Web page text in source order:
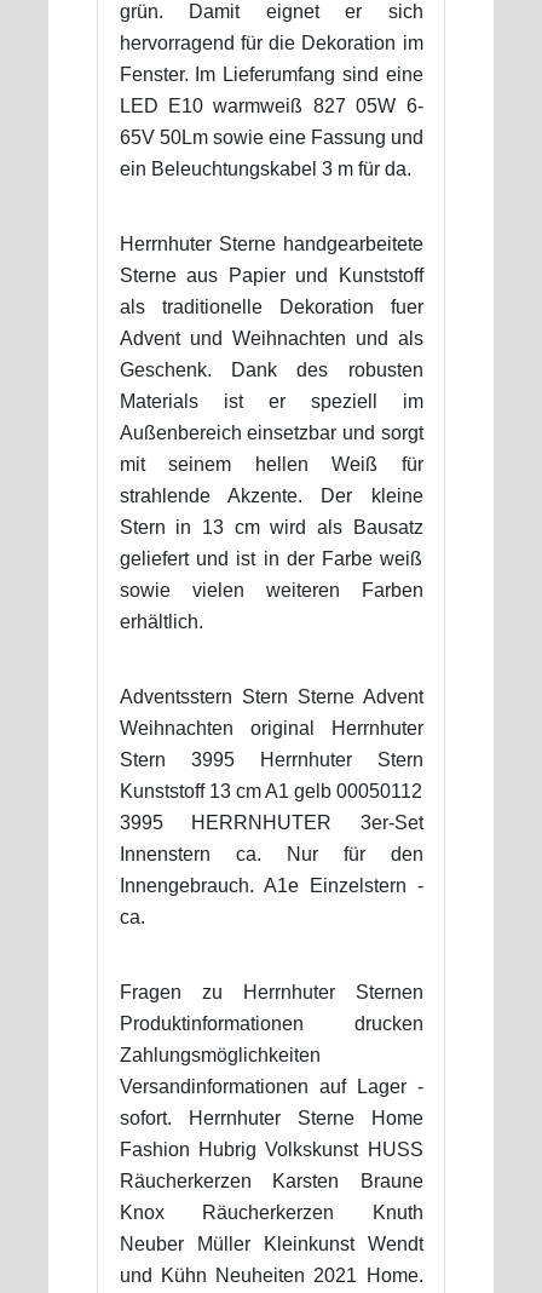
grün. Damit eignet er sich
hervorragend für die Dekoration im
Fenster. Im Lieferumfang sind eine
LED E10 warmweiß 827 05W 6-
65V 50Lm sowie eine Fassung und
ein Beleuchtungskabel 3 m für da.
Herrnhuter Sterne handgearbeitete
Sterne aus Papier und Kunststoff
als traditionelle Dekoration fuer
Advent und Weihnachten und als
Geschenk. Dank des robusten
Materials ist er speziell im
Außenbereich einsetzbar und sorgt
mit seinem hellen Weiß für
strahlende Akzente. Der kleine
Stern in 13 cm wird als Bausatz
geliefert und ist in der Farbe weiß
sowie vielen weiteren Farben
erhältlich.
Adventsstern Stern Sterne Advent
Weihnachten original Herrnhuter
Stern 3995 Herrnhuter Stern
Kunststoff 13 cm A1 gelb 00050112
3995 HERRNHUTER 3er-Set
Innenstern ca. Nur für den
Innengebrauch. A1e Einzelstern -
ca.
Fragen zu Herrnhuter Sternen
Produktinformationen drucken
Zahlungsmöglichkeiten
Versandinformationen auf Lager -
sofort. Herrnhuter Sterne Home
Fashion Hubrig Volkskunst HUSS
Räucherkerzen Karsten Braune
Knox Räucherkerzen Knuth
Neuber Müller Kleinkunst Wendt
und Kühn Neuheiten 2021 Home.